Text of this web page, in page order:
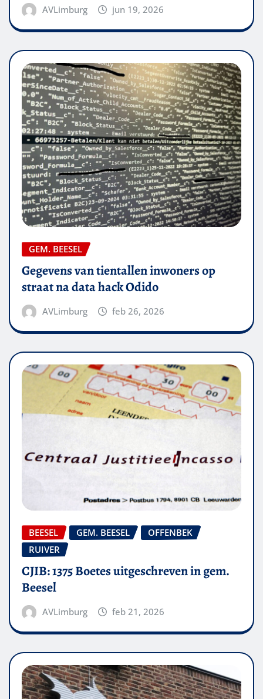
AVLimburg jun 19, 2026
GEM. BEESEL
Gegevens van tientallen inwoners op
straat na data hack Odido
AVLimburg feb 26, 2026
BEESEL GEM. BEESEL
OFFENBEK
RUIVER
CJIB: 1375 Boetes uitgeschreven in gem.
Beesel
AVLimburg feb 21, 2026